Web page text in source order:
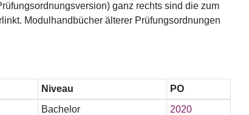
ganz rechts sind die zum
Modulhandbücher älterer Prüfungsordnungen
Niveau PO
Bachelor
2020